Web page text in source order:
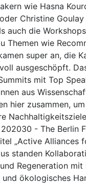
wie Hasna
Christine
auch die
Themen wie
super an, die
ausgeschöpft.
mit Top
aus
hier zusammen,
- The Berlin
„Active Alliances
standen
Regeneration mit
ökologisches